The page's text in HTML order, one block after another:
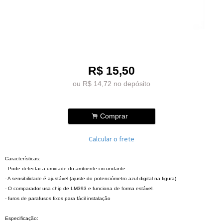
R$ 15,50
ou R$ 14,72 no depósito
. Comprar
Calcular o frete
Características:
- Pode detectar a umidade do ambiente circundante
- A sensibilidade é ajustável (ajuste do potenciómetro azul digital na figura)
- O comparador usa chip de LM393 e funciona de forma estável.
- furos de parafusos fixos para fácil instalação
Especificação: